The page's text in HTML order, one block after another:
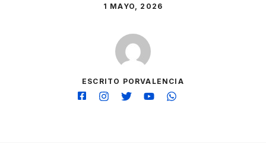
1 MAYO, 2026
ESCRITO PORVALENCIA